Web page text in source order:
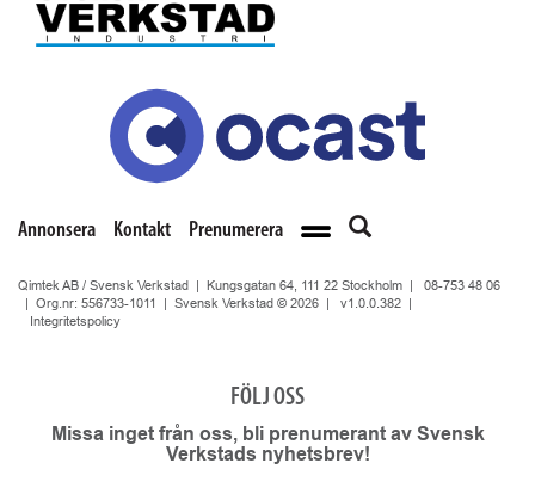
Annonsera Kontakt Prenumerera
Qimtek AB / Svensk Verkstad | Kungsgatan 64, 111 22 Stockholm | 08-753 48 06
| Org.nr: 556733-1011 | Svensk Verkstad © 2026 | v1.0.0.382
Integritetspolicy
FÖLJ OSS
Missa inget från oss, bli prenumerant av Svensk
Verkstads nyhetsbrev!